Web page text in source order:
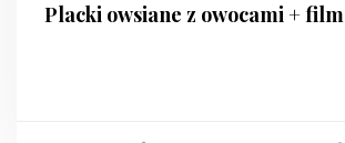
Placki owsiane z owocami + film